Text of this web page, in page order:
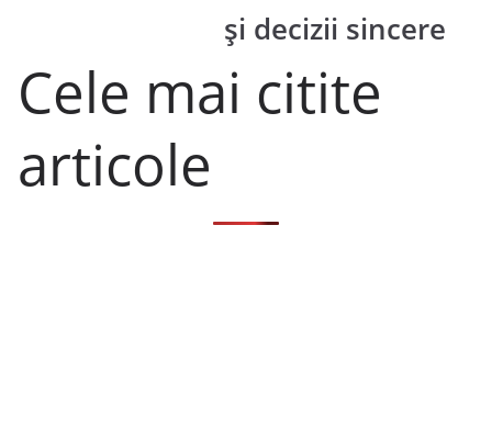
și decizii sincere
Cele mai citite
articole